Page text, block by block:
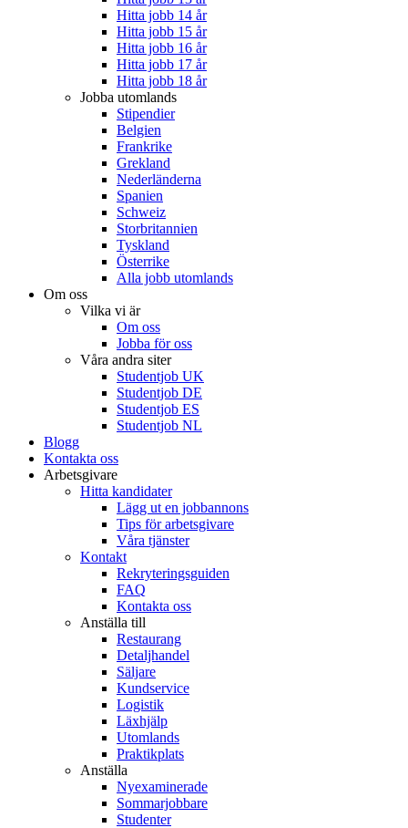
Hitta jobb 14 år
Hitta jobb 15 år
Hitta jobb 16 år
Hitta jobb 17 år
Hitta jobb 18 år
Jobba utomlands
Stipendier
Belgien
Frankrike
Grekland
Nederländerna
Spanien
Schweiz
Storbritannien
Tyskland
Österrike
Alla jobb utomlands
Om oss
Vilka vi är
Om oss
Jobba för oss
Våra andra siter
Studentjob UK
Studentjob DE
Studentjob ES
Studentjob NL
Blogg
Kontakta oss
Arbetsgivare
Hitta kandidater
Lägg ut en jobbannons
Tips för arbetsgivare
Våra tjänster
Kontakt
Rekryteringsguiden
FAQ
Kontakta oss
Anställa till
Restaurang
Detaljhandel
Säljare
Kundservice
Logistik
Läxhjälp
Utomlands
Praktikplats
Anställa
Nyexaminerade
Sommarjobbare
Studenter